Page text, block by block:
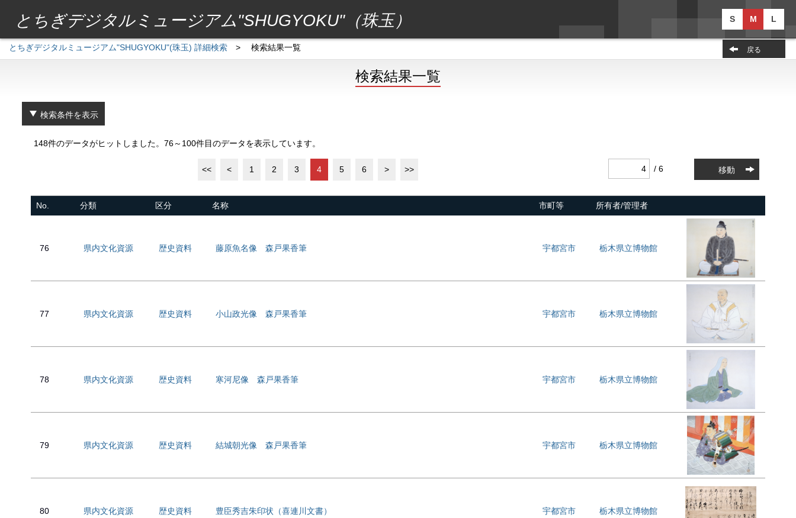
S M L
とちぎデジタルミュージアム"SHUGYOKU"（珠玉）
とちぎデジタルミュージアム"SHUGYOKU"(珠玉) 詳細検索 > 検索結果一覧 戻る
検索結果一覧
検索条件を表示
148件のデータがヒットしました。76～100件目のデータを表示しています。
/ 6 移動
<< < 1 2 3 4 5 6 > >>
No. 分類 区分 名称 市町等 所有者/管理者
76 県内文化資源 歴史資料 藤原魚名像 森戸果香筆 宇都宮市 栃木県立博物館
77 県内文化資源 歴史資料 小山政光像 森戸果香筆 宇都宮市 栃木県立博物館
78 県内文化資源 歴史資料 寒河尼像 森戸果香筆 宇都宮市 栃木県立博物館
79 県内文化資源 歴史資料 結城朝光像 森戸果香筆 宇都宮市 栃木県立博物館
80 県内文化資源 歴史資料 豊臣秀吉朱印状（喜連川文書） 宇都宮市 栃木県立博物館